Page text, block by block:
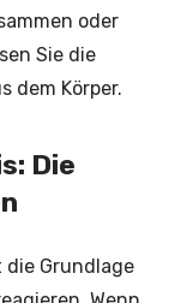
oder
Sie die
dem Körper.
Die
Grundlage